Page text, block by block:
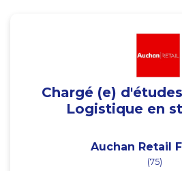
Chargé (e)
Logistique en
Auchan Retail
(75)